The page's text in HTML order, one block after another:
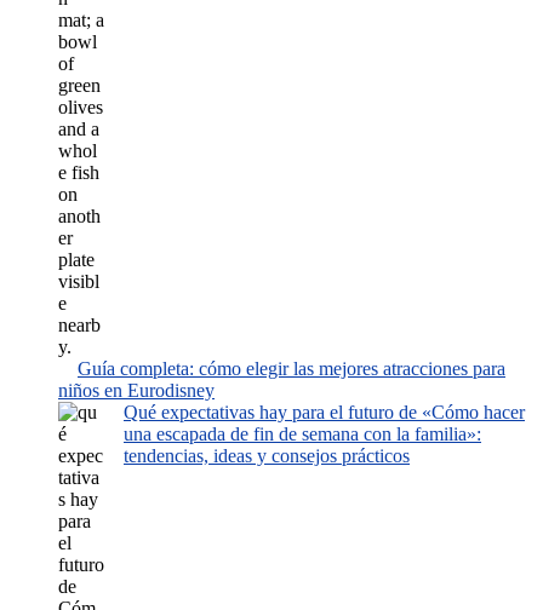
Guía completa: cómo elegir las mejores atracciones para
niños en Eurodisney
Qué expectativas hay para el futuro de «Cómo hacer
una escapada de fin de semana con la familia»:
tendencias, ideas y consejos prácticos